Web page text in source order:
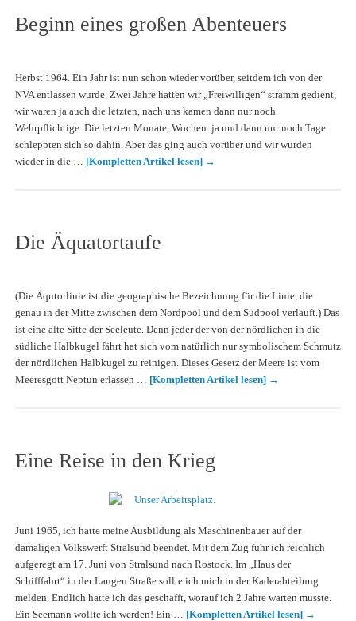
Beginn eines großen Abenteuers
Herbst 1964. Ein Jahr ist nun schon wieder vorüber, seitdem ich von der
NVA entlassen wurde. Zwei Jahre hatten wir „Freiwilligen“ stramm gedient,
wir waren ja auch die letzten, nach uns kamen dann nur noch
Wehrpflichtige. Die letzten Monate, Wochen..ja und dann nur noch Tage
schleppten sich so dahin. Aber das ging auch vorüber und wir wurden
wieder in die … [Kompletten Artikel lesen] →
Die Äquatortaufe
(Die Äqutorlinie ist die geographische Bezeichnung für die Linie, die
genau in der Mitte zwischen dem Nordpool und dem Südpool verläuft.) Das
ist eine alte Sitte der Seeleute. Denn jeder der von der nördlichen in die
südliche Halbkugel fährt hat sich vom natürlich nur symbolischem Schmutz
der nördlichen Halbkugel zu reinigen. Dieses Gesetz der Meere ist vom
Meeresgott Neptun erlassen … [Kompletten Artikel lesen] →
Eine Reise in den Krieg
Juni 1965, ich hatte meine Ausbildung als Maschinenbauer auf der
damaligen Volkswerft Stralsund beendet. Mit dem Zug fuhr ich reichlich
aufgeregt am 17. Juni von Stralsund nach Rostock. Im „Haus der
Schifffahrt“ in der Langen Straße sollte ich mich in der Kaderabteilung
melden. Endlich hatte ich das geschafft, worauf ich 2 Jahre warten musste.
Ein Seemann wollte ich werden! Ein … [Kompletten Artikel lesen] →